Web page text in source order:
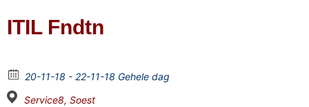
ITIL Fndtn
20-11-18 - 22-11-18 Gehele dag
Service8, Soest